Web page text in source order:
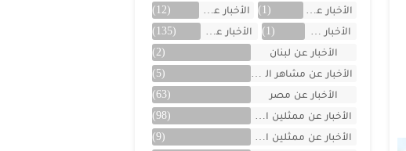
الأخبار عن اليمن
(1) الأخبار عن تركية
(12)
الأخبار عن تونس
(1) الأخبار عن سوريا
(135)
الأخبار عن لبنان
(2)
الأخبار عن مشاهر الهند
(5)
الأخبار عن مصر
(63)
الأخبار عن ممثلين اتراك
(98)
الأخبار عن ممثلين الأجانب
(9)